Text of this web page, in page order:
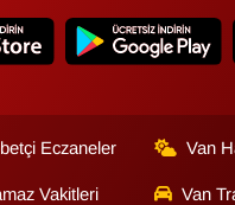
Eczaneler Van
Vakitleri Van